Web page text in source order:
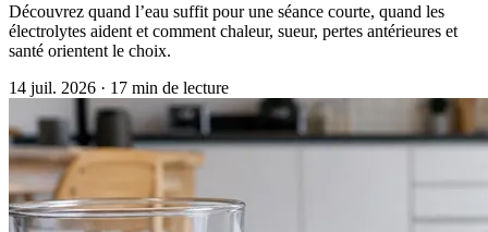
Découvrez quand l’eau suffit pour une séance courte, quand les
électrolytes aident et comment chaleur, sueur, pertes antérieures et
santé orientent le choix.
14 juil. 2026 · 17 min de lecture